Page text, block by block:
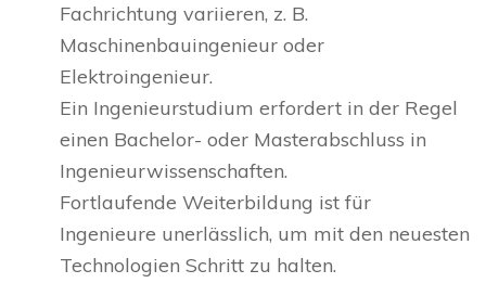
Fachrichtung variieren, z. B.
Maschinenbauingenieur oder
Elektroingenieur.
Ein Ingenieurstudium erfordert in der Regel
einen Bachelor- oder Masterabschluss in
Ingenieurwissenschaften.
Fortlaufende Weiterbildung ist für
Ingenieure unerlässlich, um mit den neuesten
Technologien Schritt zu halten.